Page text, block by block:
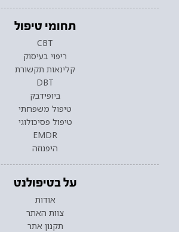
תחומי טיפול
CBT
ריפוי בעיסוק
קלינאות תקשורת
DBT
ביופידבק
טיפול משפחתי
טיפול פסיכולוגי
EMDR
היפנוזה
על בטיפולנט
אודות
צוות האתר
תקנון אתר